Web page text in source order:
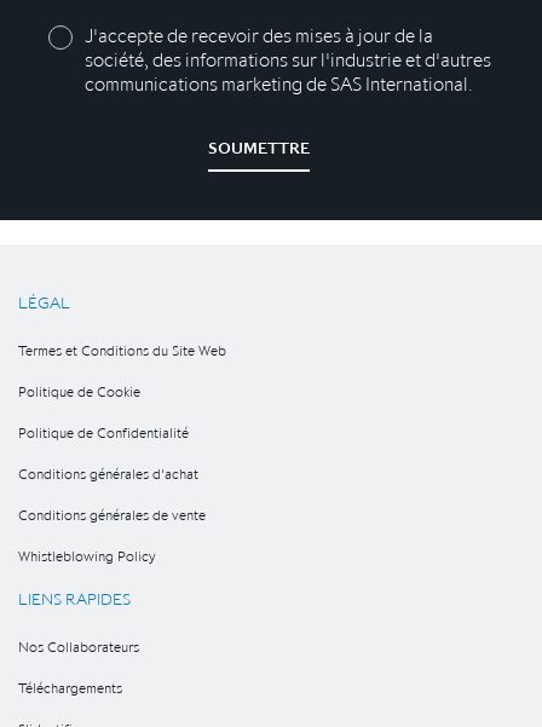
J'accepte de recevoir des mises à jour de la
société, des informations sur l'industrie et d'autres
communications marketing de SAS International.
SOUMETTRE
LÉGAL
Termes et Conditions du Site Web
Politique de Cookie
Politique de Confidentialité
Conditions générales d'achat
Conditions générales de vente
Whistleblowing Policy
LIENS RAPIDES
Nos Collaborateurs
Téléchargements